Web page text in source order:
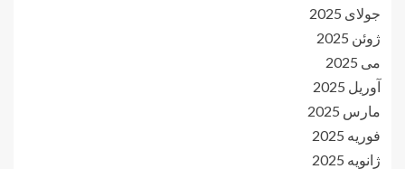
جولای 2025
ژوئن 2025
می 2025
آوریل 2025
مارس 2025
فوریه 2025
ژانویه 2025